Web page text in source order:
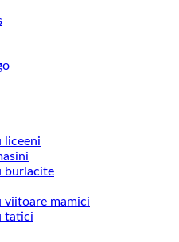
liceeni
burlacite
viitoare mamici
tatici